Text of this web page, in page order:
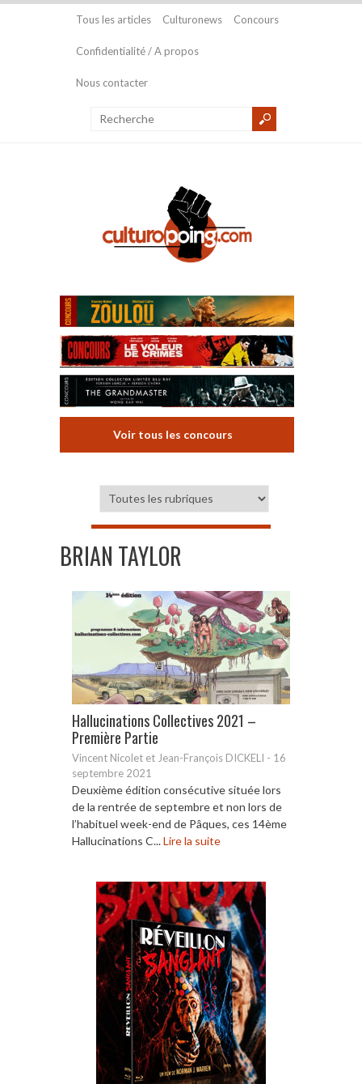
Tous les articles Culturonews Concours
Confidentialité / A propos
Nous contacter
Voir tous les concours
BRIAN TAYLOR
Hallucinations Collectives 2021 –
Première Partie
Vincent Nicolet et Jean-François DICKELI - 16
septembre 2021
Deuxième édition consécutive située lors
de la rentrée de septembre et non lors de
l’habituel week-end de Pâques, ces 14ème
Hallucinations C...Lire la suite